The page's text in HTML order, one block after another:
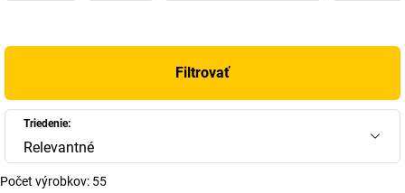
Filtrovať
Triedenie:
Relevantné
Počet výrobkov: 55